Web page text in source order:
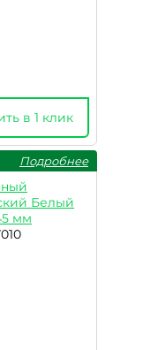
в 1 клик
Подробнее
Белый
мм